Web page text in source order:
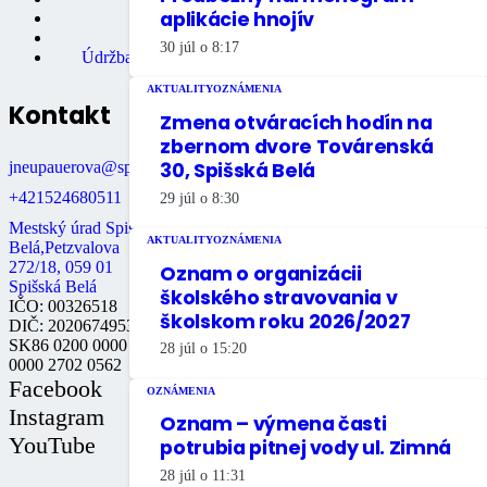
aplikácie hnojív
30 júl o 8:17
AKTUALITYOZNÁMENIA
Zmena otváracích hodín na
zbernom dvore Továrenská
30, Spišská Belá
29 júl o 8:30
AKTUALITYOZNÁMENIA
Oznam o organizácii
školského stravovania v
školskom roku 2026/2027
28 júl o 15:20
OZNÁMENIA
Oznam – výmena časti
potrubia pitnej vody ul. Zimná
28 júl o 11:31
Školstvo
Údržba bytov
Údržba nebytových priestorov
Kontakt
jneupauerova@spisskabela.sk
+421524680511
Mestský úrad Spišská
Belá,Petzvalova
272/18, 059 01
Spišská Belá
IČO: 00326518
DIČ: 2020674953
SK86 0200 0000
0000 2702 0562
Facebook
Instagram
YouTube